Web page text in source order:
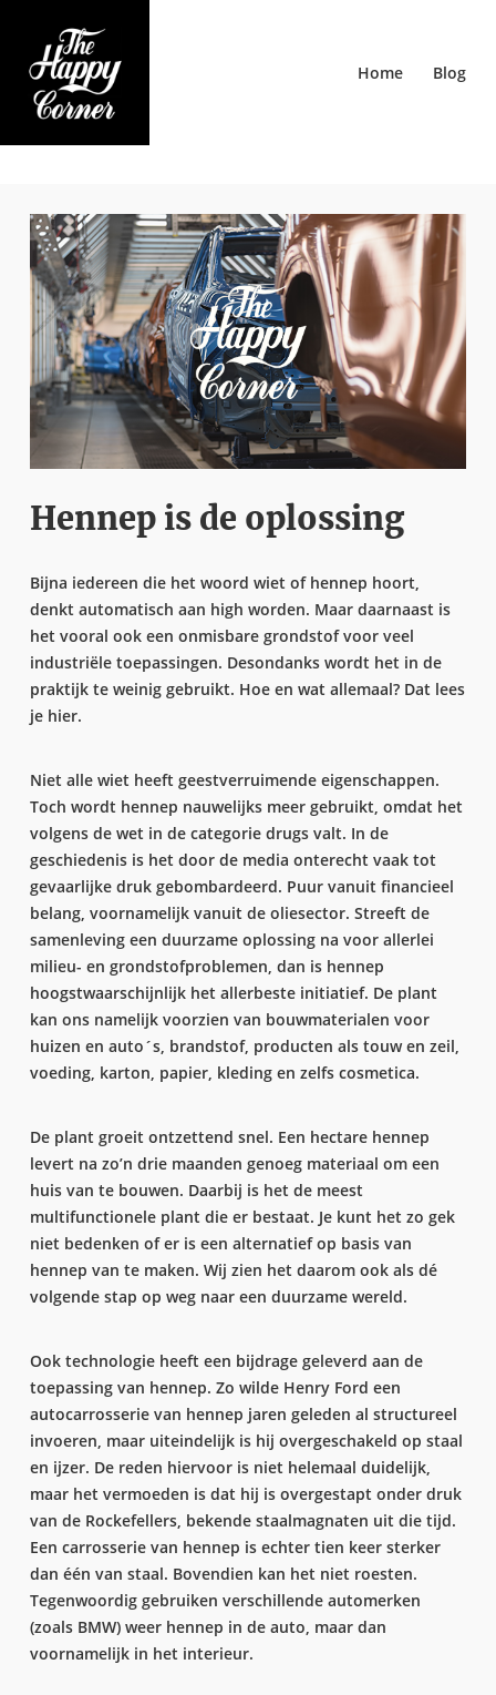
Home Blog
Hennep is de oplossing
Bijna iedereen die het woord wiet of hennep hoort,
denkt automatisch aan high worden. Maar daarnaast is
het vooral ook een onmisbare grondstof voor veel
industriële toepassingen. Desondanks wordt het in de
praktijk te weinig gebruikt. Hoe en wat allemaal? Dat lees
je hier.
Niet alle wiet heeft geestverruimende eigenschappen.
Toch wordt hennep nauwelijks meer gebruikt, omdat het
volgens de wet in de categorie drugs valt. In de
geschiedenis is het door de media onterecht vaak tot
gevaarlijke druk gebombardeerd. Puur vanuit financieel
belang, voornamelijk vanuit de oliesector. Streeft de
samenleving een duurzame oplossing na voor allerlei
milieu- en grondstofproblemen, dan is hennep
hoogstwaarschijnlijk het allerbeste initiatief. De plant
kan ons namelijk voorzien van bouwmaterialen voor
huizen en auto´s, brandstof, producten als touw en zeil,
voeding, karton, papier, kleding en zelfs cosmetica.
De plant groeit ontzettend snel. Een hectare hennep
levert na zo’n drie maanden genoeg materiaal om een
huis van te bouwen. Daarbij is het de meest
multifunctionele plant die er bestaat. Je kunt het zo gek
niet bedenken of er is een alternatief op basis van
hennep van te maken. Wij zien het daarom ook als dé
volgende stap op weg naar een duurzame wereld.
Ook technologie heeft een bijdrage geleverd aan de
toepassing van hennep. Zo wilde Henry Ford een
autocarrosserie van hennep jaren geleden al structureel
invoeren, maar uiteindelijk is hij overgeschakeld op staal
en ijzer. De reden hiervoor is niet helemaal duidelijk,
maar het vermoeden is dat hij is overgestapt onder druk
van de Rockefellers, bekende staalmagnaten uit die tijd.
Een carrosserie van hennep is echter tien keer sterker
dan één van staal. Bovendien kan het niet roesten.
Tegenwoordig gebruiken verschillende automerken
(zoals BMW) weer hennep in de auto, maar dan
voornamelijk in het interieur.